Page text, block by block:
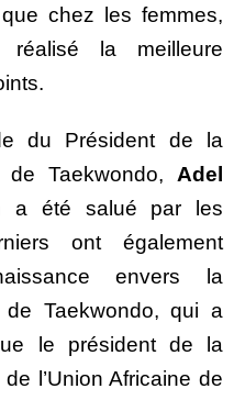
chez les femmes,
réalisé la meilleure
du Président de la
de Taekwondo, Adel
a été salué par les
ont également
envers la
de Taekwondo, qui a
le président de la
l’Union Africaine de